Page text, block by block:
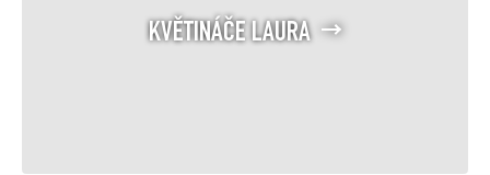
KVĚTINÁČE LAURA